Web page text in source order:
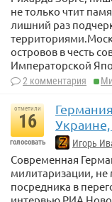
не только чтит
лишний раз
островов в честь
Императорской
2 комментария
отметили
16
голосовать Игорь
Современная
милитаризации, не
посредника в